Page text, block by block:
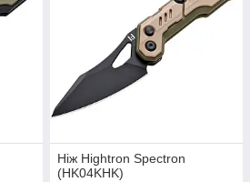
Ніж Hightron Spectron
(HK04KHK)